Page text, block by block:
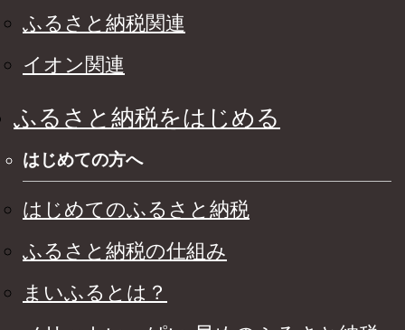
ふるさと納税関連
イオン関連
ふるさと納税をはじめる
はじめての方へ
はじめてのふるさと納税
ふるさと納税の仕組み
まいふるとは？